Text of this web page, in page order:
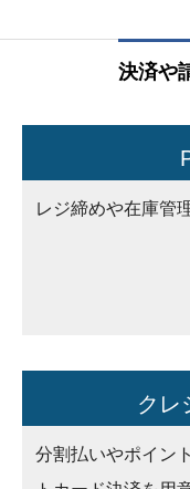
決済や
レジ締めや在庫管
クレ
分割払いやポイン